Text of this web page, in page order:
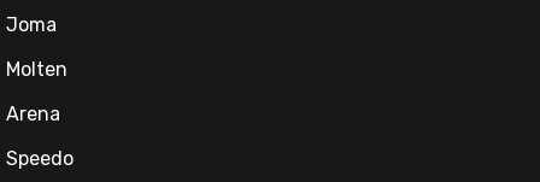
Joma
Molten
Arena
Speedo